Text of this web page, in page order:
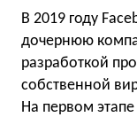
В 2019 году
дочернюю
разработкой
собственной
На первом